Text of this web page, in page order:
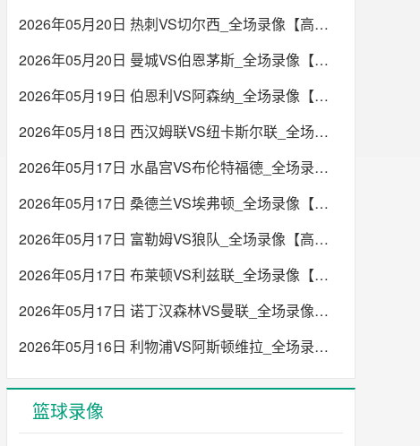
2026年05月20日 热刺VS切尔西_全场录像【高清回放】
2026年05月20日 曼城VS伯恩茅斯_全场录像【高清回放】
2026年05月19日 伯恩利VS阿森纳_全场录像【高清回放】
2026年05月18日 西汉姆联VS纽卡斯尔联_全场录像【高清回放】
2026年05月17日 水晶宫VS布伦特福德_全场录像【高清回放】
2026年05月17日 桑德兰VS埃弗顿_全场录像【高清回放】
2026年05月17日 富勒姆VS狼队_全场录像【高清回放】
2026年05月17日 布莱顿VS利兹联_全场录像【高清回放】
2026年05月17日 诺丁汉森林VS曼联_全场录像【高清回放】
2026年05月16日 利物浦VS阿斯顿维拉_全场录像【高清回放】
篮球录像